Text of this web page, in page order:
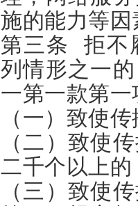
施的能力等
第三条 拒不
列情形之一
一第一款第
（一）致使
（二）致使
二千个以上的
（三）致使